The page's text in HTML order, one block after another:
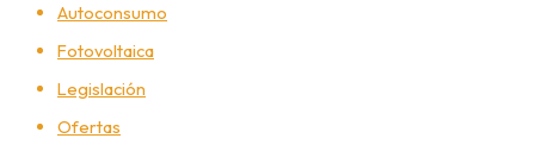
Autoconsumo
Fotovoltaica
Legislación
Ofertas